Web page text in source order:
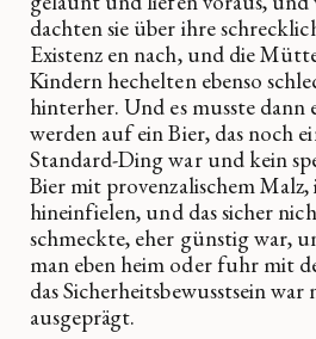
dachten sie über ihre
Existenz en nach, und die
Kindern hechelten ebenso
hinterher. Und es musste dann
werden auf ein Bier, das noch
Standard-Ding war und kein
Bier mit provenzalischem Malz,
hineinfielen, und das sicher
schmeckte, eher günstig war,
man eben heim oder fuhr mit
das Sicherheitsbewusstsein
ausgeprägt.